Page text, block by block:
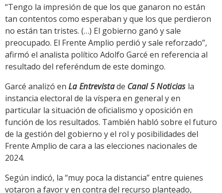
Link
“Tengo la impresión de que los que ganaron no están
tan contentos como esperaban y que los que perdieron
no están tan tristes. (…) El gobierno ganó y sale
preocupado. El Frente Amplio perdió y sale reforzado”,
afirmó el analista político Adolfo Garcé en referencia al
resultado del referéndum de este domingo.
Garcé analizó en La Entrevistade Canal 5 Noticias la
instancia electoral de la víspera en general y en
particular la situación de oficialismo y oposición en
función de los resultados. También habló sobre el futuro
de la gestión del gobierno y el rol y posibilidades del
Frente Amplio de cara a las elecciones nacionales de
2024.
Según indicó, la “muy poca la distancia” entre quienes
votaron a favor y en contra del recurso planteado,